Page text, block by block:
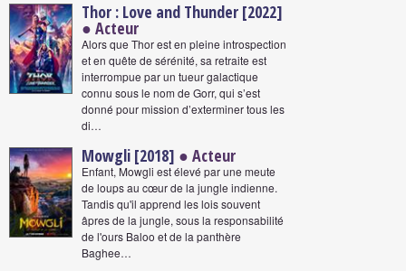
Thor : Love and Thunder [2022]
● Acteur
Alors que Thor est en pleine introspection
et en quête de sérénité, sa retraite est
interrompue par un tueur galactique
connu sous le nom de Gorr, qui s’est
donné pour mission d’exterminer tous les
di…
Mowgli [2018] ● Acteur
Enfant, Mowgli est élevé par une meute
de loups au cœur de la jungle indienne.
Tandis qu'il apprend les lois souvent
âpres de la jungle, sous la responsabilité
de l'ours Baloo et de la panthère
Baghee…